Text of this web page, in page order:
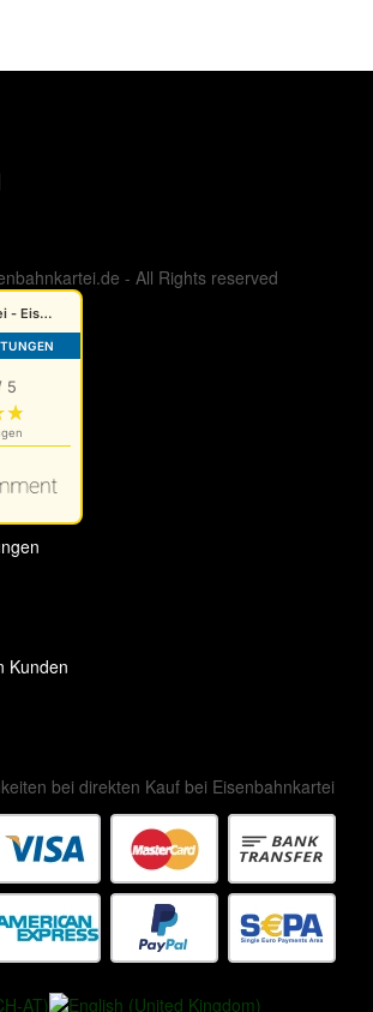
- All Rights reserved
Kunden
bei direkten Kauf bei Eisenbahnkartei